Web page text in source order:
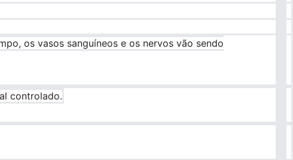
os vasos sanguíneos e os nervos vão sendo
controlado.